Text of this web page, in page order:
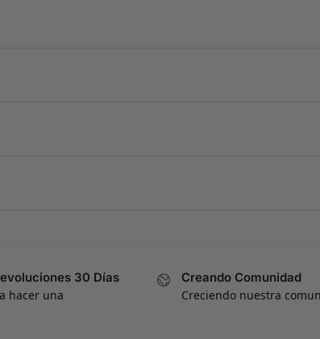
30 Días
hacer una
Creando Comunidad
Creciendo nuestra